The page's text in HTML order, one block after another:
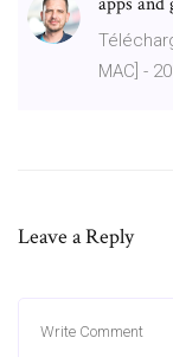
MAC] -
Leave a Reply